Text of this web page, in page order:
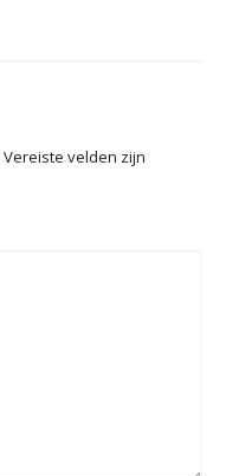
Vereiste velden zijn